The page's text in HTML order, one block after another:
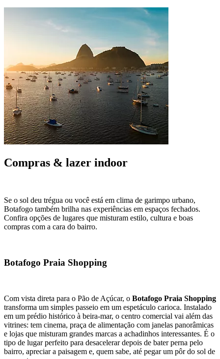
Compras & lazer indoor
Se o sol deu trégua ou você está em clima de garimpo urbano,
Botafogo também brilha nas experiências em espaços fechados.
Confira opções de lugares que misturam estilo, cultura e boas
compras com a cara do bairro.
Botafogo Praia Shopping
Com vista direta para o Pão de Açúcar, o Botafogo Praia Shopping
transforma um simples passeio em um espetáculo carioca. Instalado
em um prédio histórico à beira-mar, o centro comercial vai além das
vitrines: tem cinema, praça de alimentação com janelas panorâmicas
e lojas que misturam grandes marcas a achadinhos interessantes. É o
tipo de lugar perfeito para desacelerar depois de bater perna pelo
bairro, apreciar a paisagem e, quem sabe, até pegar um pôr do sol de